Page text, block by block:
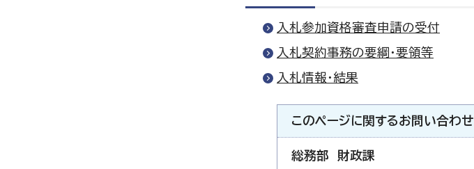
入札参加資格審査申請の受付
入札契約事務の要綱・要領等
入札情報・結果
このページに関するお問い合わせ
総務部 財政課